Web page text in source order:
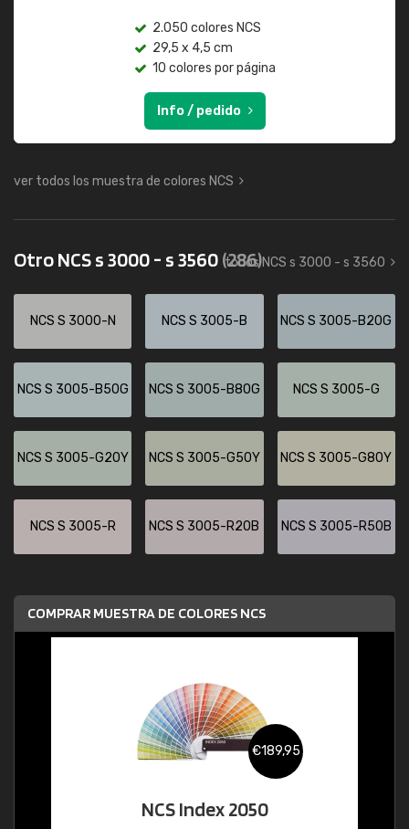
2.050 colores NCS
29,5 x 4,5 cm
10 colores por página
Info / pedido
ver todos los muestra de colores NCS
Otro NCS s 3000 - s 3560(286)
todos NCS s 3000 - s 3560
NCS S 3000-N NCS S 3005-B NCS S 3005-B20G
NCS S 3005-B50G NCS S 3005-B80G NCS S 3005-G
NCS S 3005-G20Y NCS S 3005-G50Y NCS S 3005-G80Y
NCS S 3005-R NCS S 3005-R20B NCS S 3005-R50B
COMPRAR MUESTRA DE COLORES NCS
€189,95
NCS Index 2050